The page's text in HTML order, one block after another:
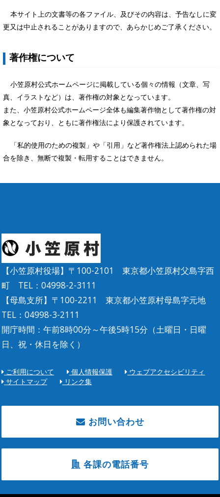
本サイト上の文書等の各ファイル、及びその内容は、予告なしに変
更又は中止されることがありますので、あらかじめご了承ください。
著作権について
小笠原村公式ホームページに掲載している個々の情報（文章、写
真、イラストなど）は、著作権の対象となっています。
また、小笠原村公式ホームページ全体も編集著作物として著作権の対
象となっており、ともに著作権法により保護されています。
「私的使用のための複製」や「引用」など著作権法上認められた場
合を除き、無断で複製・転用することはできません。
【小笠原村役場】〒100-2101 東京都小笠原村父島字西
町 TEL：04998-2-3111
【母島支所】〒100-2211 東京都小笠原村母島字元地
TEL：04998-3-2111
開庁時間：午前8時00分～午後5時15分（土曜日・日曜
日、祝・休日を除く）
ご利用について 個人情報保護
ウェブアクセシビリティ
サイトマップ
リンク集
お問い合わせ
各課の電話番号